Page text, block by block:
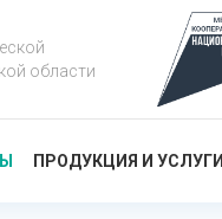
области
ПРОДУКЦИЯ И УСЛУГИ